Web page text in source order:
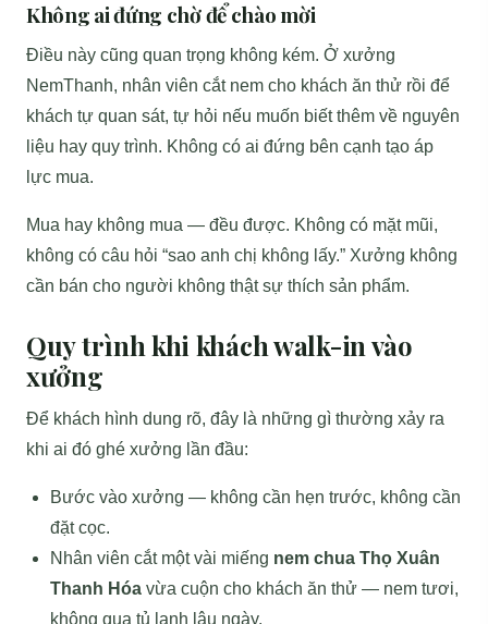
Không ai đứng chờ để chào mời
Điều này cũng quan trọng không kém. Ở xưởng
NemThanh, nhân viên cắt nem cho khách ăn thử rồi để
khách tự quan sát, tự hỏi nếu muốn biết thêm về nguyên
liệu hay quy trình. Không có ai đứng bên cạnh tạo áp
lực mua.
Mua hay không mua — đều được. Không có mặt mũi,
không có câu hỏi “sao anh chị không lấy.” Xưởng không
cần bán cho người không thật sự thích sản phẩm.
Quy trình khi khách walk-in vào
xưởng
Để khách hình dung rõ, đây là những gì thường xảy ra
khi ai đó ghé xưởng lần đầu:
Bước vào xưởng — không cần hẹn trước, không cần
đặt cọc.
Nhân viên cắt một vài miếng nem chua Thọ Xuân
Thanh Hóa vừa cuộn cho khách ăn thử — nem tươi,
không qua tủ lạnh lâu ngày.